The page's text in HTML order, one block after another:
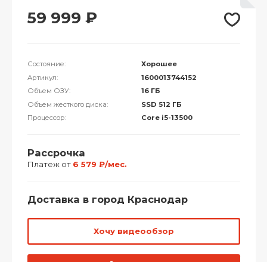
59 999 ₽
Состояние:
Хорошее
Артикул:
1600013744152
Объем ОЗУ:
16 ГБ
Объем жесткого диска:
SSD 512 ГБ
Процессор:
Core i5-13500
Рассрочка
Платеж от 6 579 ₽/мес.
Доставка в город Краснодар
Хочу видеообзор